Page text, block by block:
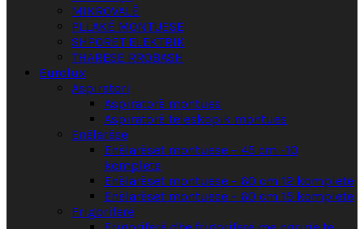
MIKROVALË
PLLAKË MONTUESE
SHPORET ELEKTRIK
THARËSE RROBASH
Eurolux
Aspiratori
Aspiratorë montues
Aspiratorë teleskopik montues
Enëlarëse
Enëlarëset montuese – 45 cm -10
komplete
Enëlarëset montuese – 60 cm 12 komplete
Enëlarëset montuese – 60 cm 15 komplete
Frigoriferë